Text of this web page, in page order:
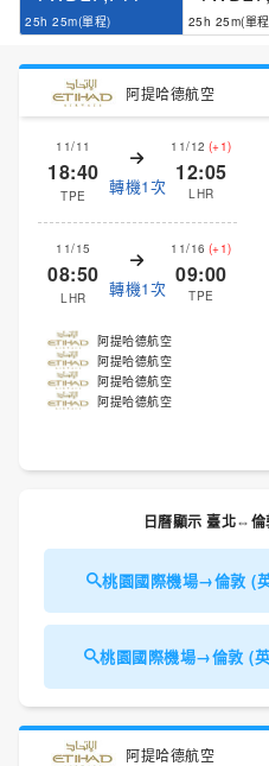
25h 25m(單程) 25h 25m(單
阿提哈德航空
11/11
18:40
TPE 轉機1次
11/12 (+1)
12:05
LHR
11/15
08:50
LHR 轉機1次
11/16 (+1)
09:00
TPE
阿提哈德航空
阿提哈德航空
阿提哈德航空
阿提哈德航空
日曆顯示 臺北⇔
桃園國際機場→倫敦 (
桃園國際機場→倫敦 (
阿提哈德航空